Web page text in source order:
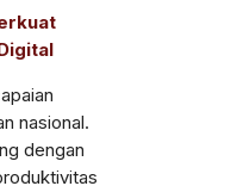
nasional.
dengan